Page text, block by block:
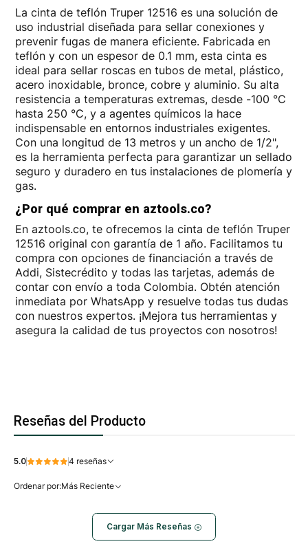
La cinta de teflón Truper 12516 es una solución de
uso industrial diseñada para sellar conexiones y
prevenir fugas de manera eficiente. Fabricada en
teflón y con un espesor de 0.1 mm, esta cinta es
ideal para sellar roscas en tubos de metal, plástico,
acero inoxidable, bronce, cobre y aluminio. Su alta
resistencia a temperaturas extremas, desde -100 °C
hasta 250 °C, y a agentes químicos la hace
indispensable en entornos industriales exigentes.
Con una longitud de 13 metros y un ancho de 1/2",
es la herramienta perfecta para garantizar un sellado
seguro y duradero en tus instalaciones de plomería y
gas.
¿Por qué comprar en aztools.co?
En aztools.co, te ofrecemos la cinta de teflón Truper
12516 original con garantía de 1 año. Facilitamos tu
compra con opciones de financiación a través de
Addi, Sistecrédito y todas las tarjetas, además de
contar con envío a toda Colombia. Obtén atención
inmediata por WhatsApp y resuelve todas tus dudas
con nuestros expertos. ¡Mejora tus herramientas y
asegura la calidad de tus proyectos con nosotros!
Reseñas del Producto
5.0 4 reseñas
Ordenar por:Más Reciente
Cargar Más Reseñas